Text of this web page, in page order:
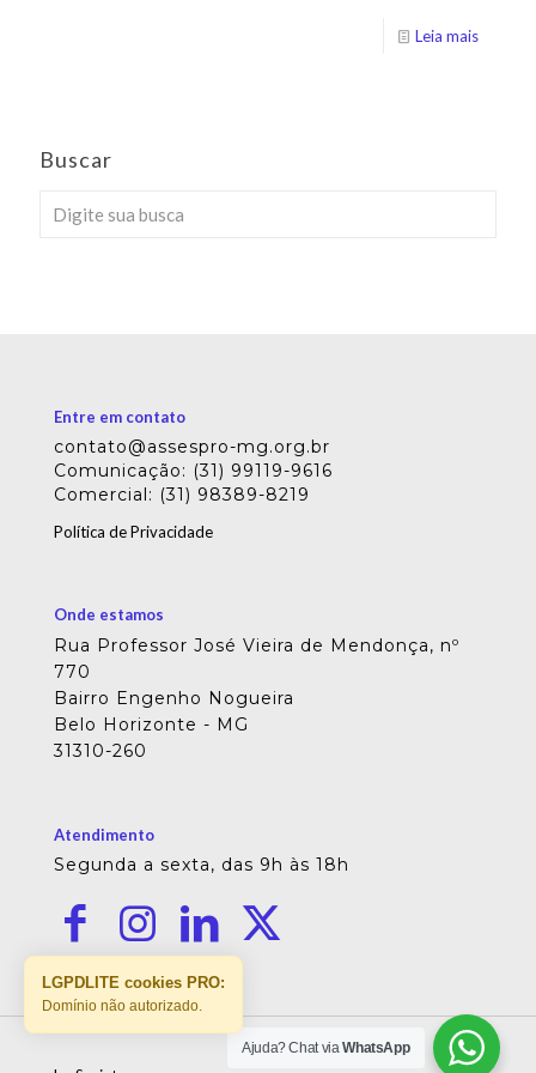
Leia mais
Buscar
Entre em contato
contato@assespro-mg.org.br
Comunicação: (31) 99119-9616
Comercial: (31) 98389-8219
Política de Privacidade
Onde estamos
Rua Professor José Vieira de Mendonça, nº
770
Bairro Engenho Nogueira
Belo Horizonte - MG
31310-260
Atendimento
Segunda a sexta, das 9h às 18h
Ajuda? Chat viaWhatsApp
LGPDLITE cookies PRO:
Domínio não autorizado.